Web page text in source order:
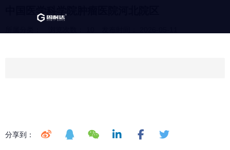
中国医学科学院肿瘤医院河北院区
分享到：